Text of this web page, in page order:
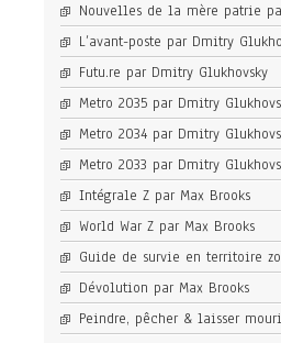
Nouvelles de la mère patrie
L’avant-poste par Dmitry
Futu.re par Dmitry Glukhovsky
Metro 2035 par Dmitry
Metro 2034 par Dmitry
Metro 2033 par Dmitry
Intégrale Z par Max Brooks
World War Z par Max Brooks
Guide de survie en territoire
Dévolution par Max Brooks
Peindre, pêcher & laisser